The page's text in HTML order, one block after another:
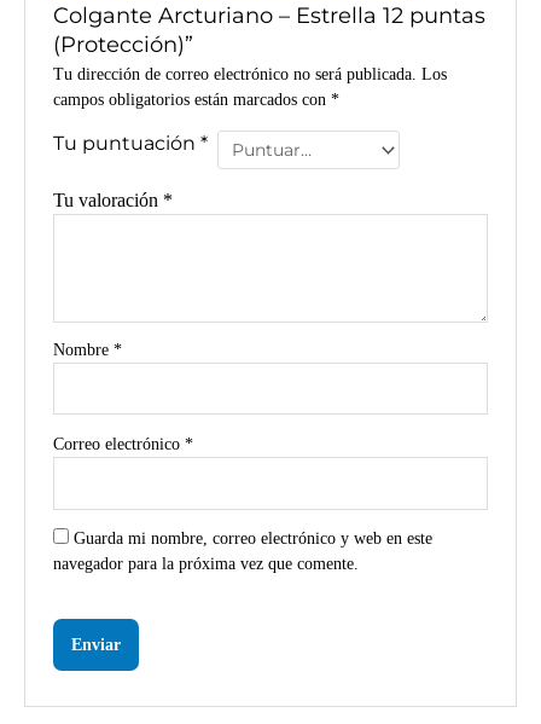
Colgante Arcturiano – Estrella 12 puntas
(Protección)”
Tu dirección de correo electrónico no será publicada. Los
campos obligatorios están marcados con *
Tu puntuación *
Tu valoración *
Nombre *
Correo electrónico *
Guarda mi nombre, correo electrónico y web en este
navegador para la próxima vez que comente.